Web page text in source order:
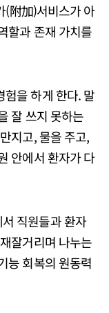
(附加)서비스가 아
할과 존재 가치를
험을 하게 한다. 말
잘 쓰지 못하는
지고, 물을 주고,
안에서 환자가 다
직원들과 환자
잘거리며 나누는
능 회복의 원동력